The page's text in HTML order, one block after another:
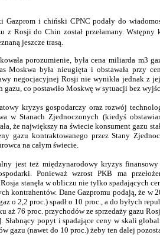
Gazprom i chiński CPNC podały do
z Rosji do Chin został przełamany.
jeszcze trasą.
porozumienie, była cena miliarda m3
Moskwa była nieugięta i obstawała przy
negocjacyjnej Rosji nie wynikła jednak z
gazu, co postawiło Moskwę w sytuacji bez
kryzys gospodarczy oraz rozwój
w Stanach Zjednoczonych (kiedyś
że największy na świecie konsument gazu
gazu kontraktowanego przez Stany
na całym świecie.
jest też międzynarodowy kryzys
Ponieważ wzrost PKB ma
stanęła w obliczu nie tylko spadających
kontrahentów. Dane Gazpromu podają, że
o 2,2 proc.) spadł o 10 proc., a do byłych
aż 76 proc. przychodów ze sprzedaży gazu
Słabnący popyt i spadające ceny w skali
gazu (nawet do 10 proc.) żeby ten dalej